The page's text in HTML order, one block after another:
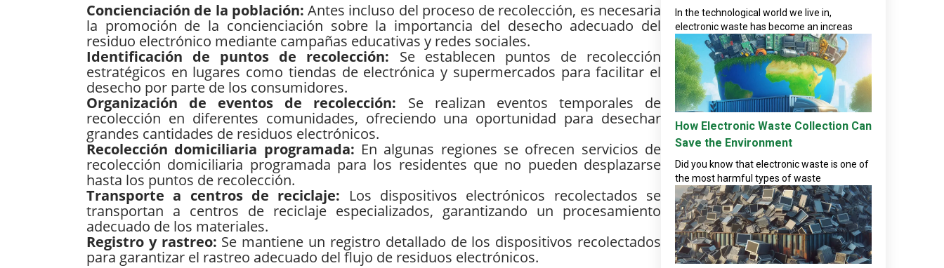
Concienciación de la población:Antes incluso del proceso de recolección, es necesaria
la promoción de la concienciación sobre la importancia del desecho adecuado del
residuo electrónico mediante campañas educativas y redes sociales.
Identificación de puntos de recolección: Se establecen puntos de recolección
estratégicos en lugares como tiendas de electrónica y supermercados para facilitar el
desecho por parte de los consumidores.
Organización de eventos de recolección: Se realizan eventos temporales de
recolección en diferentes comunidades, ofreciendo una oportunidad para desechar
grandes cantidades de residuos electrónicos.
Recolección domiciliaria programada: En algunas regiones se ofrecen servicios de
recolección domiciliaria programada para los residentes que no pueden desplazarse
hasta los puntos de recolección.
Transporte a centros de reciclaje: Los dispositivos electrónicos recolectados se
transportan a centros de reciclaje especializados, garantizando un procesamiento
adecuado de los materiales.
Registro y rastreo: Se mantiene un registro detallado de los dispositivos recolectados
para garantizar el rastreo adecuado del flujo de residuos electrónicos.
In the technological world we live in,
electronic waste has become an increas
How Electronic Waste Collection Can
Save the Environment
Did you know that electronic waste is one of
the most harmful types of waste